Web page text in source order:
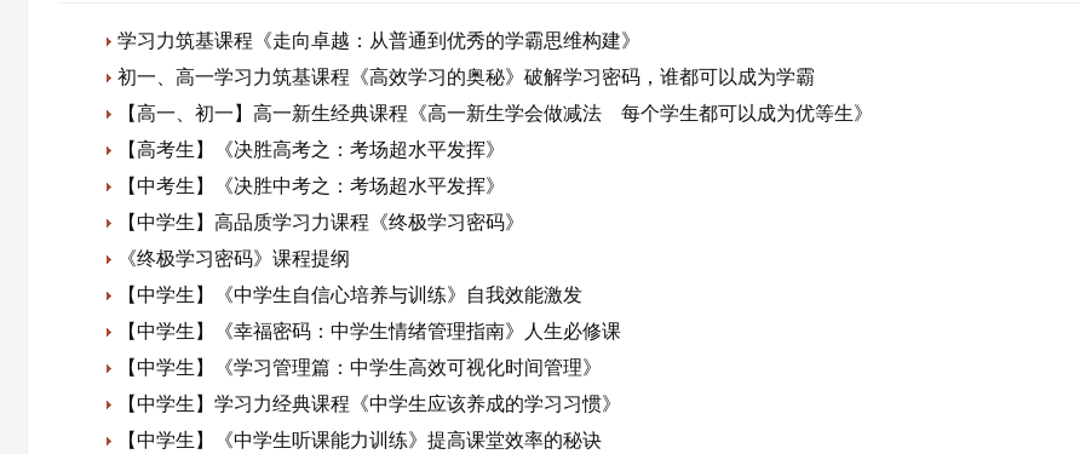
学习力筑基课程《走向卓越：从普通到优秀的学霸思维构建》
初一、高一学习力筑基课程《高效学习的奥秘》破解学习密码，谁都可以成为学霸
【高一、初一】高一新生经典课程《高一新生学会做减法 每个学生都可以成为优等生》
【高考生】《决胜高考之：考场超水平发挥》
【中考生】《决胜中考之：考场超水平发挥》
【中学生】高品质学习力课程《终极学习密码》
《终极学习密码》课程提纲
【中学生】《中学生自信心培养与训练》自我效能激发
【中学生】《幸福密码：中学生情绪管理指南》人生必修课
【中学生】《学习管理篇：中学生高效可视化时间管理》
【中学生】学习力经典课程《中学生应该养成的学习习惯》
【中学生】《中学生听课能力训练》提高课堂效率的秘诀